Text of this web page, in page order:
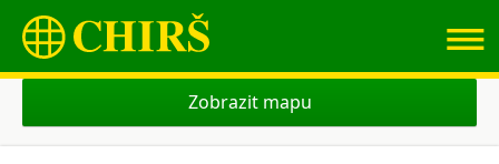
≡
Zobrazit mapu